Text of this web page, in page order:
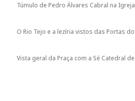
Túmulo de Pedro Álvares Cabral na
O Rio Tejo e a lezíria vistos das Portas
Vista geral da Praça com a Sé Catedral